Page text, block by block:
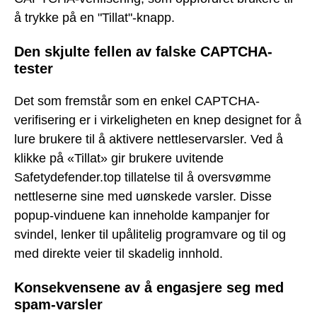
å trykke på en "Tillat"-knapp.
Den skjulte fellen av falske CAPTCHA-
tester
Det som fremstår som en enkel CAPTCHA-
verifisering er i virkeligheten en knep designet for å
lure brukere til å aktivere nettleservarsler. Ved å
klikke på «Tillat» gir brukere uvitende
Safetydefender.top tillatelse til å oversvømme
nettleserne sine med uønskede varsler. Disse
popup-vinduene kan inneholde kampanjer for
svindel, lenker til upålitelig programvare og til og
med direkte veier til skadelig innhold.
Konsekvensene av å engasjere seg med
spam-varsler